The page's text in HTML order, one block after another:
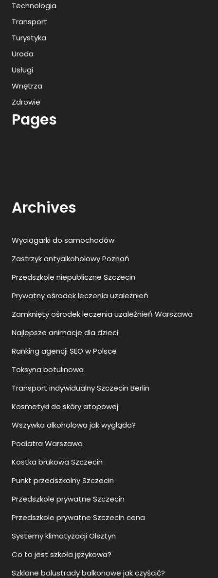
Technologia
Transport
Turystyka
Uroda
Usługi
Wnętrza
Zdrowie
Pages
Zastrzyk antyalkoholowy Poznań
Prywatny ośrodek leczenia uzależnień
Zamknięty ośrodek leczenia uzależnień Warszawa
Najlepsze animacje dla dzieci
Ranking agencji SEO w Polsce
Toksyna botulinowa
Transport indywidualny Szczecin Berlin
Kosmetyki do skóry atopowej
Wszywka alkoholowa jak wygląda?
Podiatra Warszawa
Kostka brukowa Szczecin
Punkt przedszkolny Szczecin
Przedszkole prywatne Szczecin
Przedszkole prywatne Szczecin cena
Systemy klimatyzacji Olsztyn
Co to jest szkoła językowa?
Szklane balustrady balkonowe jak czyścić?
Jak myć szklane balustrady?
Jak sie montuje balustrady szklane?
Ile kosztują szklane balustrady?